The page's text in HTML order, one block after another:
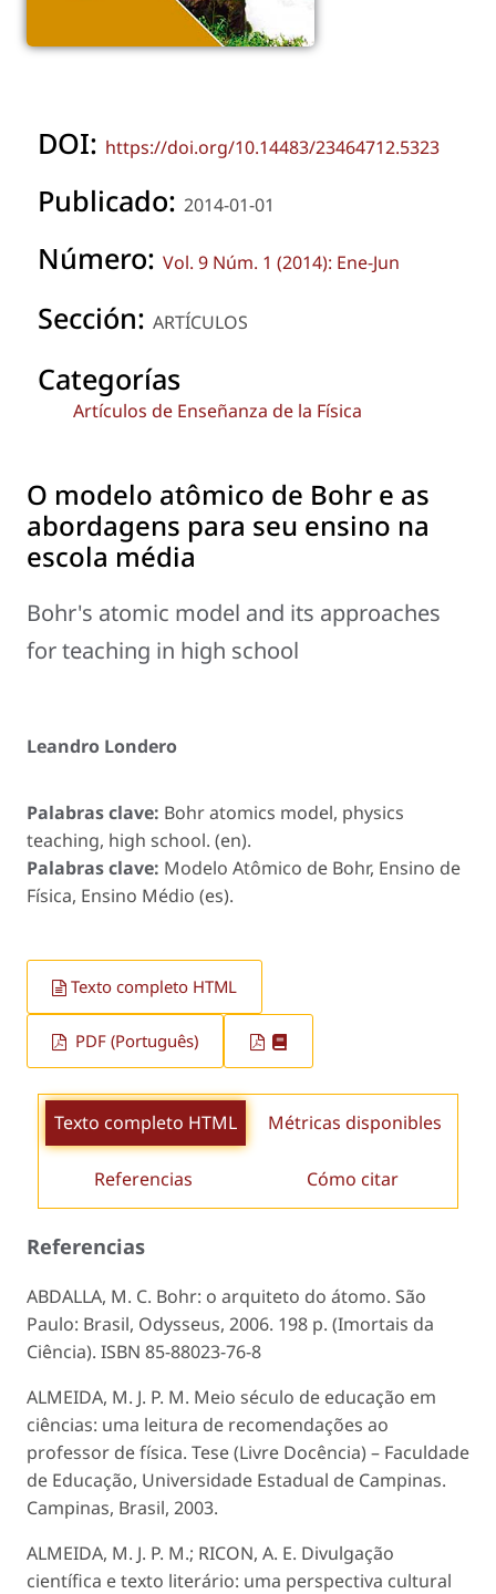
DOI: https://doi.org/10.14483/23464712.5323
Publicado: 2014-01-01
Número: Vol. 9 Núm. 1 (2014): Ene-Jun
Sección: ARTÍCULOS
Categorías
Artículos de Enseñanza de la Física
O modelo atômico de Bohr e as
abordagens para seu ensino na
escola média
Bohr's atomic model and its approaches
for teaching in high school
Leandro Londero
Palabras clave: Bohr atomics model, physics
teaching, high school. (en).
Palabras clave: Modelo Atômico de Bohr, Ensino de
Física, Ensino Médio (es).
Texto completo HTML
PDF (Português)
Texto completo HTML Métricas disponibles
Referencias Cómo citar
Referencias
ABDALLA, M. C. Bohr: o arquiteto do átomo. São
Paulo: Brasil, Odysseus, 2006. 198 p. (Imortais da
Ciência). ISBN 85-88023-76-8
ALMEIDA, M. J. P. M. Meio século de educação em
ciências: uma leitura de recomendações ao
professor de física. Tese (Livre Docência) – Faculdade
de Educação, Universidade Estadual de Campinas.
Campinas, Brasil, 2003.
ALMEIDA, M. J. P. M.; RICON, A. E. Divulgação
científica e texto literário: uma perspectiva cultural